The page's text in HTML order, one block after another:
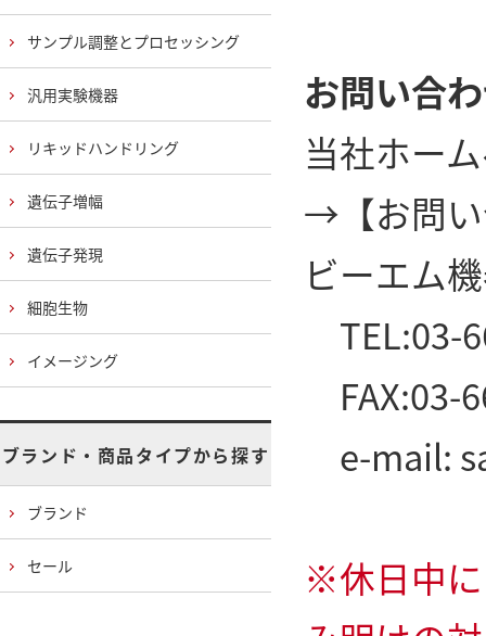
お問い合
当社ホー
→ 【お問
ビーエム
TEL:03-
FAX:03-
e-mail:
※休日中
サンプル調整とプロセッシング
汎用実験機器
リキッドハンドリング
遺伝子増幅
遺伝子発現
細胞生物
イメージング
ブランド・商品タイプから探す
ブランド
セール